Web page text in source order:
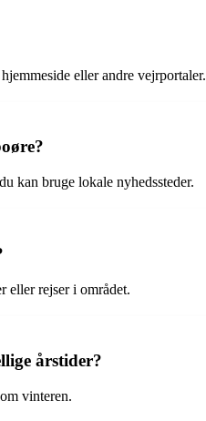
eller andre vejrportaler.
kan bruge lokale nyhedssteder.
eller rejser i området.
årstider?
vinteren.